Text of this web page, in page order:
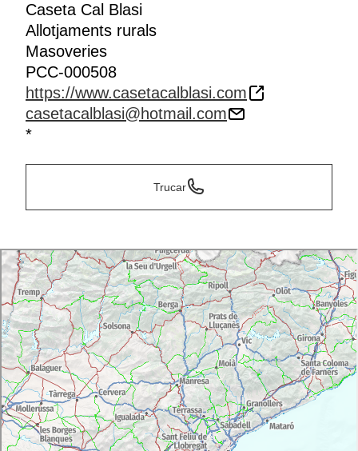
Caseta Cal Blasi
Allotjaments rurals
Masoveries
PCC-000508
https://www.casetacalblasi.com
casetacalblasi@hotmail.com
*
Trucar